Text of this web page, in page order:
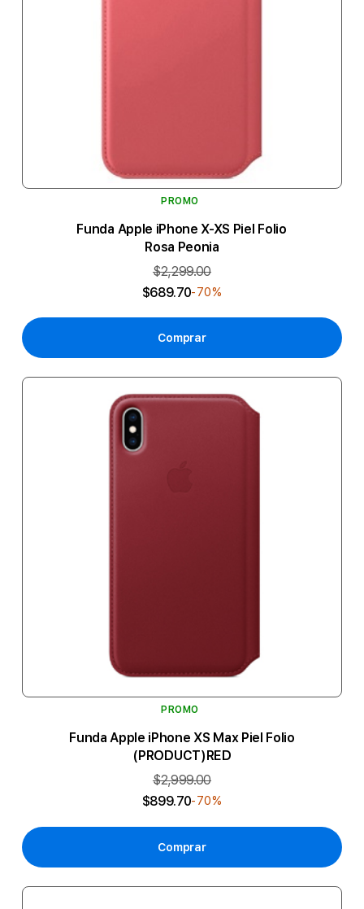
PROMO
Funda Apple iPhone X-XS Piel Folio
Rosa Peonia
$2,299.00
$689.70-70%
Comprar
PROMO
Funda Apple iPhone XS Max Piel Folio
(PRODUCT)RED
$2,999.00
$899.70-70%
Comprar